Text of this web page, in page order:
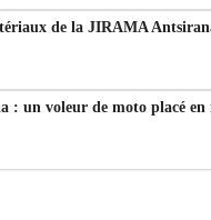
de la JIRAMA
: un voleur de moto placé en